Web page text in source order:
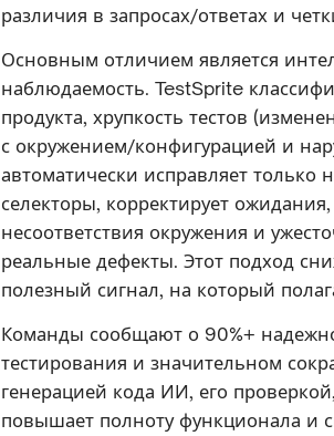
различия в запросах/ответах и
Основным отличием является
наблюдаемость. TestSprite
продукта, хрупкость тестов
с окружением/конфигурацией и
автоматически исправляет
селекторы, корректирует
несоответствия окружения и
реальные дефекты. Этот подход
полезный сигнал, на который
Команды сообщают о 90%+
тестирования и значительном
генерацией кода ИИ, его
повышает полноту функционала и